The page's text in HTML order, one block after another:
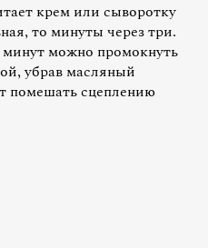
крем или сыворотку
то минуты через три.
можно промокнуть
убрав масляный
помешать сцеплению